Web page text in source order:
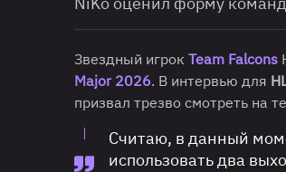
Звездный игрок Team Falcons
Major 2026. В интервью для
призвал трезво смотреть на
Считаю, в данный
использовать два